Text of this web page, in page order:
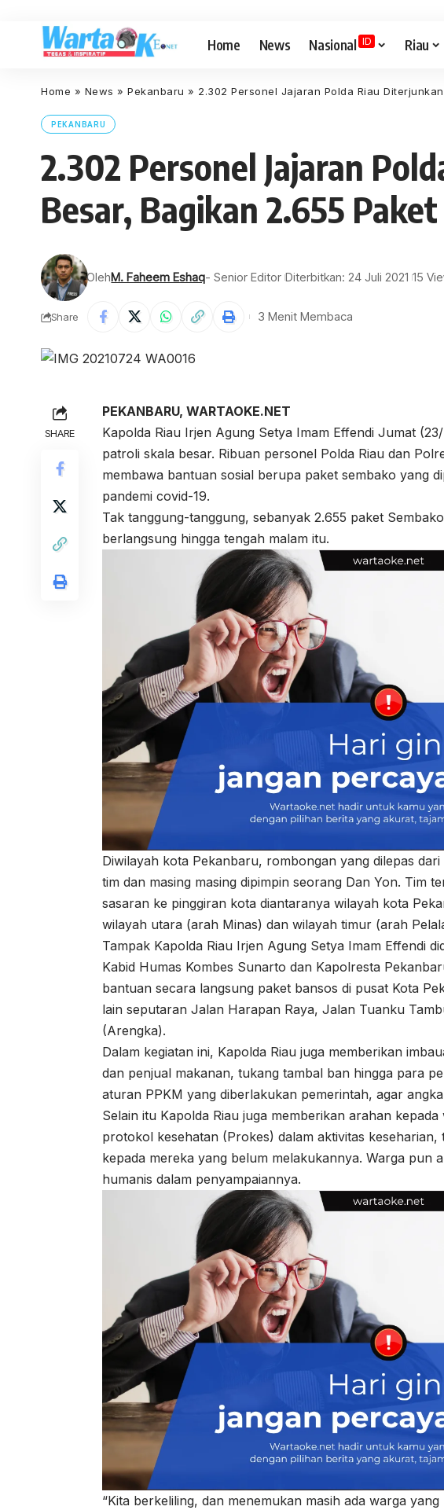
Home News Nasional ID Riau
Home » News » Pekanbaru » 2.302 Personel Jajaran Polda Riau
PEKANBARU
2.302 Personel Jajaran
Besar, Bagikan 2.655
OlehM. Faheem Eshaq- Senior Editor Diterbitkan: 24 Juli 2021 15
Share 3 Menit Membaca
SHARE
PEKANBARU, WARTAOKE.NET
Kapolda Riau Irjen Agung Setya Imam Effendi Jumat
patroli skala besar. Ribuan personel Polda Riau dan
membawa bantuan sosial berupa paket sembako yang
pandemi covid-19.
Tak tanggung-tanggung, sebanyak 2.655 paket
berlangsung hingga tengah malam itu.
Diwilayah kota Pekanbaru, rombongan yang dilepas
tim dan masing masing dipimpin seorang Dan Yon. Tim
sasaran ke pinggiran kota diantaranya wilayah kota
wilayah utara (arah Minas) dan wilayah timur (arah
Tampak Kapolda Riau Irjen Agung Setya Imam Effendi
Kabid Humas Kombes Sunarto dan Kapolresta
bantuan secara langsung paket bansos di pusat Kota
lain seputaran Jalan Harapan Raya, Jalan Tuanku
(Arengka).
Dalam kegiatan ini, Kapolda Riau juga memberikan
dan penjual makanan, tukang tambal ban hingga para
aturan PPKM yang diberlakukan pemerintah, agar
Selain itu Kapolda Riau juga memberikan arahan
protokol kesehatan (Prokes) dalam aktivitas
kepada mereka yang belum melakukannya. Warga pun
humanis dalam penyampaiannya.
“Kita berkeliling, dan menemukan masih ada warga